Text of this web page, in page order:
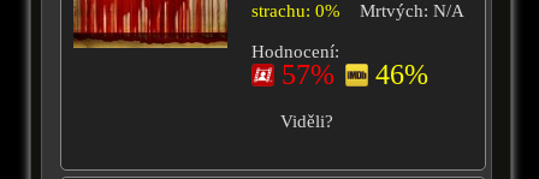
strachu: 0%
Mrtvých: N/A
Hodnocení:
57% 46%
Viděli?